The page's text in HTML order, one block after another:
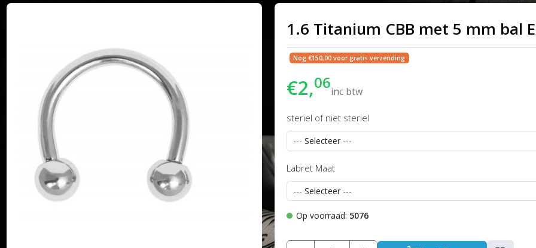
1.6 Titanium CBB met 5 mm bal
Nog €150,00 voor gratis verzending
€2,06inc btw
steriel of niet steriel
Labret Maat
Op voorraad: 5076